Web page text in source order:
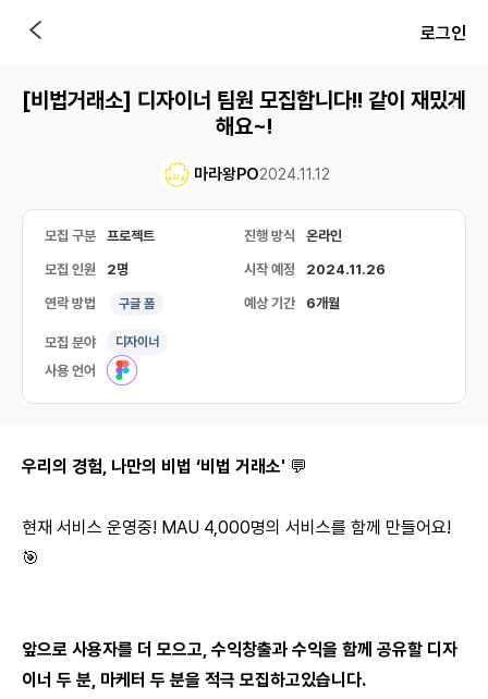
로그인
[비법거래소] 디자이너 팀원 모집합니다!! 같이 재밌게
해요~!
마라왕PO2024.11.12
모집 구분 프로젝트 진행 방식 온라인
모집 인원 2명 시작 예정 2024.11.26
연락 방법 구글 폼 예상 기간 6개월
모집 분야 디자이너
사용 언어
우리의 경험, 나만의 비법 ‘비법 거래소' 💬
현재 서비스 운영중! MAU 4,000명의 서비스를 함께 만들어요!
🎯
앞으로 사용자를 더 모으고, 수익창출과 수익을 함께 공유할 디자
이너 두 분, 마케터 두 분을 적극 모집하고있습니다.